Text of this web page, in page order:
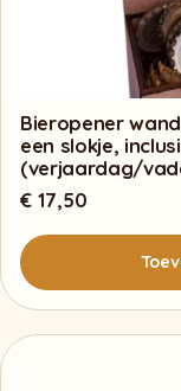
Bieropener
een slokje,
(verjaardag/
€ 17,50